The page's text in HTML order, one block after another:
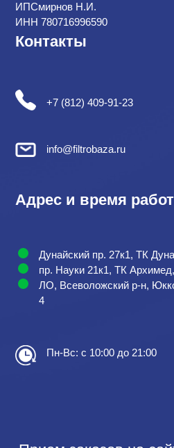
ИПСмирнов Н.И.
ИНН 780716996590
Контакты
+7 (812) 409-91-23
info@filtrobaza.ru
Адрес и время
Дунайский пр. 27к1, ТК
пр. Науки 21к1, ТК
ЛО, Всеволожский р-н,
4
Пн-Вс: с 10:00 до 21:00